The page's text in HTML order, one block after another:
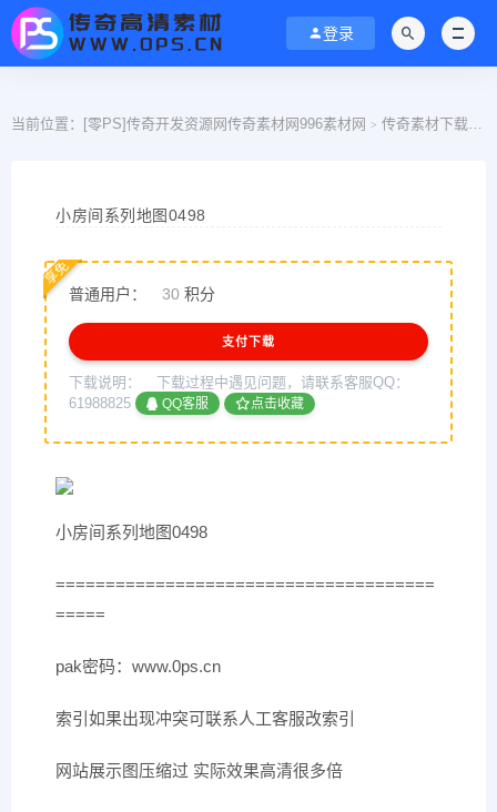
登录
当前位置： [零PS]传奇开发资源网传奇素材网996素材网 > 传奇素材下载
小房间系列地图0498
普通用户： 30 积分
享免
支付下载
下载说明：
下载过程中遇见问题，请联系客服QQ：
61988825
QQ客服 点击收藏
小房间系列地图0498
======================================
=====
pak密码：www.0ps.cn
索引如果出现冲突可联系人工客服改索引
网站展示图压缩过 实际效果高清很多倍